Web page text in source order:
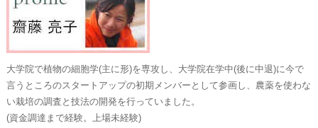
大学院で植物の細胞学(主に形)を専攻し、大学院在学中(後に中退)に今で
言うところのスタートアップの初期メンバーとして参画し、農薬を使わな
い栽培の調査と技法の開発を行っていました。
(資金調達まで経験。上場未経験)